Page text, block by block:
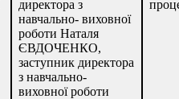
директора з
навчально- виховної
роботи Наталя
ЄВДОЧЕНКО,
заступник директора
з навчально-
виховної роботи